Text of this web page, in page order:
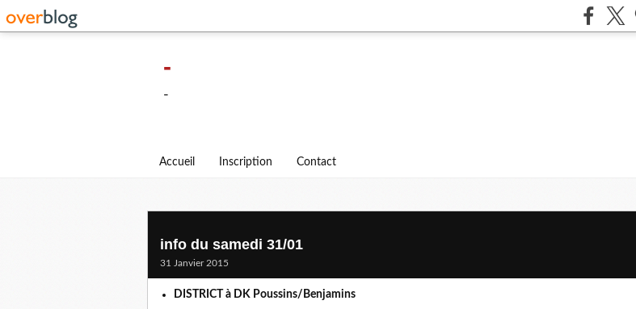
-
-
Accueil Inscription Contact
info du samedi 31/01
31 Janvier 2015
DISTRICT à DK Poussins/Benjamins